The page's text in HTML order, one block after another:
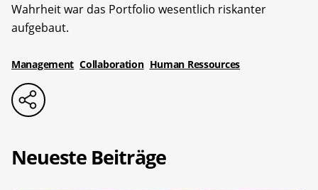
Wahrheit war das Portfolio wesentlich riskanter
aufgebaut.
Management Collaboration Human Ressources
Neueste Beiträge